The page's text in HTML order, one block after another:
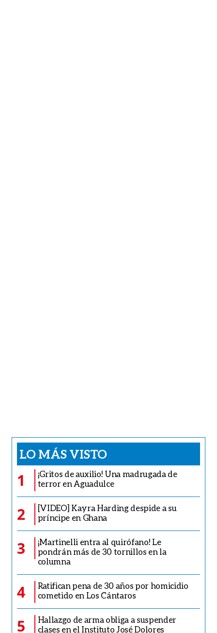
LO MÁS VISTO
1
¡Gritos de auxilio! Una madrugada de
terror en Aguadulce
2
[VIDEO] Kayra Harding despide a su
príncipe en Ghana
3
¡Martinelli entra al quirófano! Le
pondrán más de 30 tornillos en la
columna
4
Ratifican pena de 30 años por homicidio
cometido en Los Cántaros
5
Hallazgo de arma obliga a suspender
clases en el Instituto José Dolores